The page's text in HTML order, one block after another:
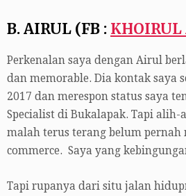
B. AIRUL (FB : KHOIRUL
Perkenalan saya dengan Airul
dan memorable. Dia kontak saya
2017 dan merespon status saya
Specialist di Bukalapak. Tapi
malah terus terang belum pernah
commerce. Saya yang
Tapi rupanya dari situ jalan